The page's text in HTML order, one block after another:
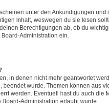
unter den Ankündigungen und
Inhalt, weswegen du sie lesen
Berechtigungen ab, ob du
Administration ein.
in denen nicht mehr geantwortet
beendet wurde. Themen können aus
werden. Eventuell hast du auch die
Administration erlaubt wurde.